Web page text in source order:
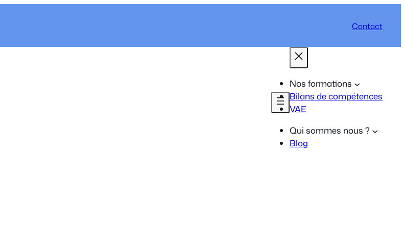
Contact
Nos formations
Bilans de compétences
VAE
Qui sommes nous ?
Blog